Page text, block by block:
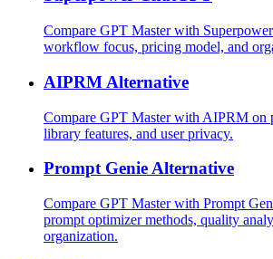
Compare GPT Master with
workflow focus, pricing model, and
AIPRM Alternative
Compare GPT Master with AIPRM on
library features, and user privacy.
Prompt Genie Alternative
Compare GPT Master with Prompt
prompt optimizer methods, quality
organization.